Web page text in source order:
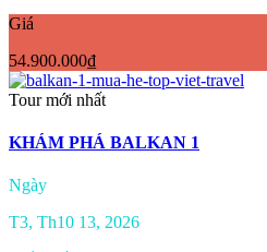
Giá
54.900.000₫
Tour mới nhất
KHÁM PHÁ BALKAN 1
Ngày
T3, Th10 13, 2026